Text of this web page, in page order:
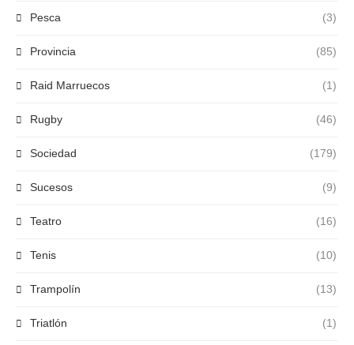
Pesca (3)
Provincia (85)
Raid Marruecos (1)
Rugby (46)
Sociedad (179)
Sucesos (9)
Teatro (16)
Tenis (10)
Trampolín (13)
Triatlón (1)